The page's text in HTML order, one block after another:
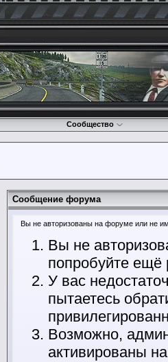
Сообщество
Сообщение форума
Вы не авторизованы на форуме или не
Вы не
попробуйте ещё
У вас
пытаетесь
Возможно,
активированы